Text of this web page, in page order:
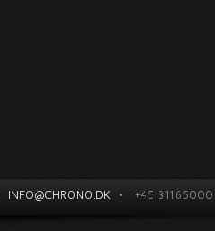
INFO@CHRONO.DK • +45 31165000